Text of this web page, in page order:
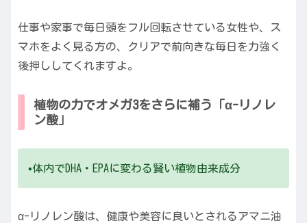
仕事や家事で毎日頭をフル回転させている女性や、ス
マホをよく見る方の、クリアで前向きな毎日を力強く
後押ししてくれますよ。
植物の力でオメガ3をさらに補う「α-リノレ
ン酸」
▪️体内でDHA・EPAに変わる賢い植物由来成分
α-リノレン酸は、健康や美容に良いとされるアマニ油